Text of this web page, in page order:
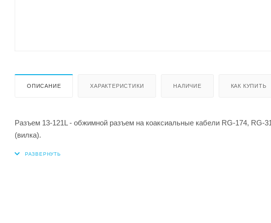
ОПИСАНИЕ ХАРАКТЕРИСТИКИ НАЛИЧИЕ КАК КУПИТЬ
Разъем 13-121L - обжимной разъем на коаксиальные кабели RG-174, RG-
(вилка).